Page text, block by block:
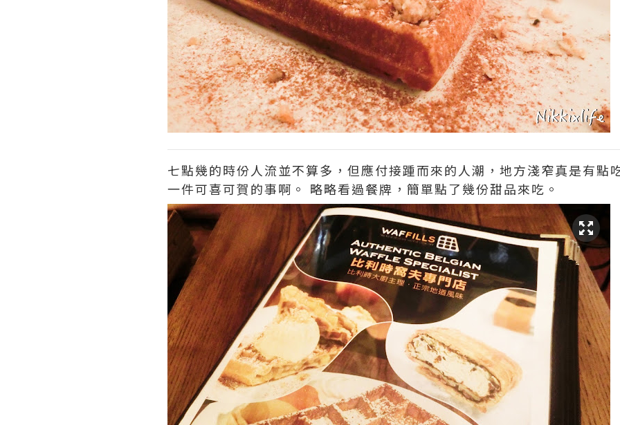
七點幾的時份人流並不算多，但應付接踵而來的人潮，地方淺窄真是有點
一件可喜可賀的事啊。 略略看過餐牌，簡單點了幾份甜品來吃。